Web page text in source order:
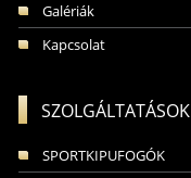
Galériák
Kapcsolat
SZOLGÁLTATÁSOK
SPORTKIPUFOGÓK